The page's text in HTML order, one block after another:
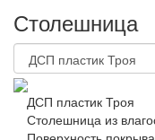
Столешница
ДСП пластик Троя
Столешница из